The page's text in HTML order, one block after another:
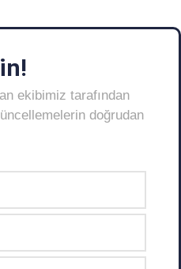
ekibimiz tarafından
doğrudan